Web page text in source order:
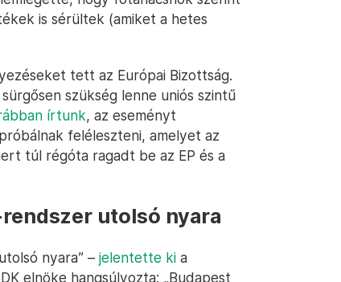
is sérültek (amiket a hetes
tett az Európai Bizottság.
szükség lenne uniós szintű
írtunk, az eseményt
feléleszteni, amelyet az
túl régóta ragadt be az EP és a
utolsó nyara
nyara” – jelentette ki a
elnöke hangsúlyozta: „Budapest